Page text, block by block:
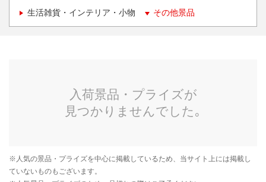
生活雑貨・インテリア・小物 その他景品